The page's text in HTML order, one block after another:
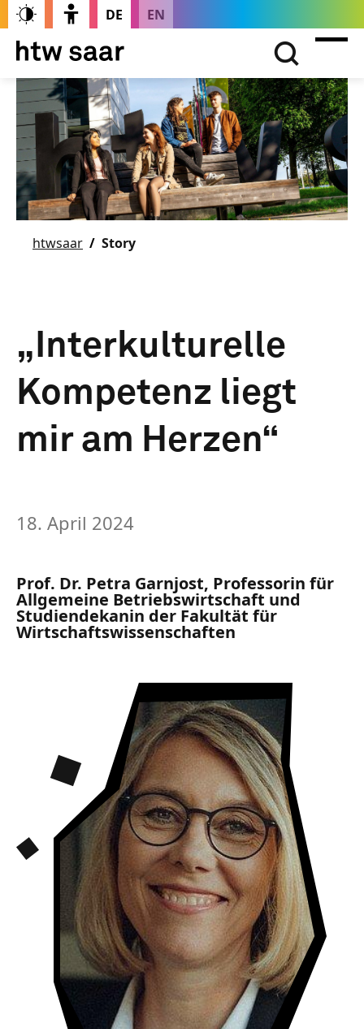
DE EN
htwsaar Story
„Interkulturelle
Kompetenz liegt
mir am Herzen“
18. April 2024
Prof. Dr. Petra Garnjost, Professorin für
Allgemeine Betriebswirtschaft und
Studiendekanin der Fakultät für
Wirtschaftswissenschaften